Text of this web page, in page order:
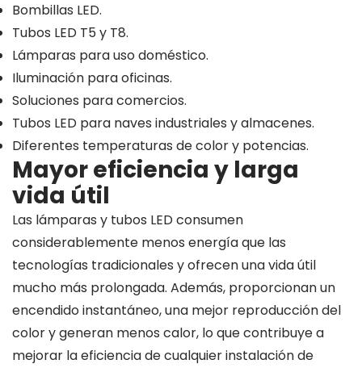
Bombillas LED.
Tubos LED T5 y T8.
Lámparas para uso doméstico.
Iluminación para oficinas.
Soluciones para comercios.
Tubos LED para naves industriales y almacenes.
Diferentes temperaturas de color y potencias.
Mayor eficiencia y larga
vida útil
Las lámparas y tubos LED consumen
considerablemente menos energía que las
tecnologías tradicionales y ofrecen una vida útil
mucho más prolongada. Además, proporcionan un
encendido instantáneo, una mejor reproducción del
color y generan menos calor, lo que contribuye a
mejorar la eficiencia de cualquier instalación de